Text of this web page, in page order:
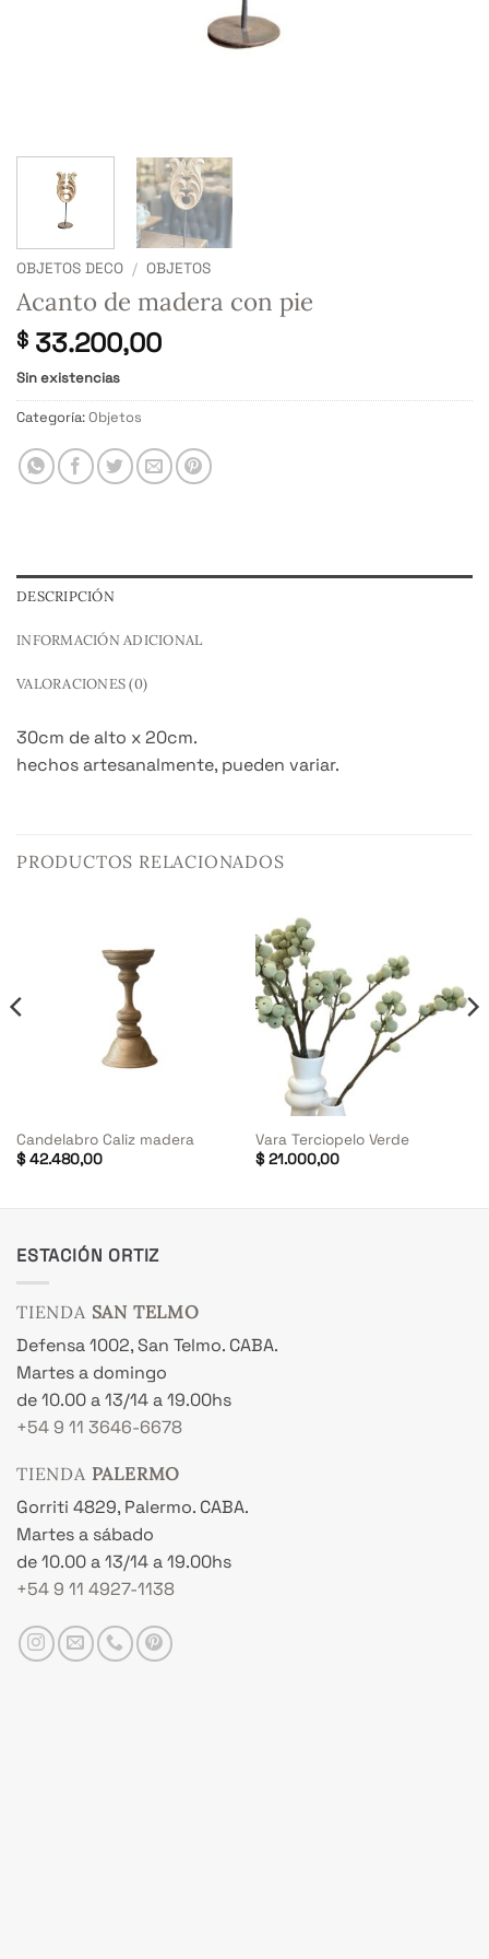
OBJETOS DECO / OBJETOS
Acanto de madera con pie
$ 33.200,00
Sin existencias
Categoría:Objetos
DESCRIPCIÓN
INFORMACIÓN ADICIONAL
VALORACIONES (0)
30cm de alto x 20cm.
hechos artesanalmente, pueden variar.
PRODUCTOS RELACIONADOS
Candelabro Caliz madera
$42.480,00
Vara Terciopelo Verde
$21.000,00
ESTACIÓN ORTIZ
TIENDA SAN TELMO
Defensa 1002, San Telmo. CABA.
Martes a domingo
de 10.00 a 13/14 a 19.00hs
+54 9 11 3646-6678
TIENDA PALERMO
Gorriti 4829, Palermo. CABA.
Martes a sábado
de 10.00 a 13/14 a 19.00hs
+54 9 11 4927-1138